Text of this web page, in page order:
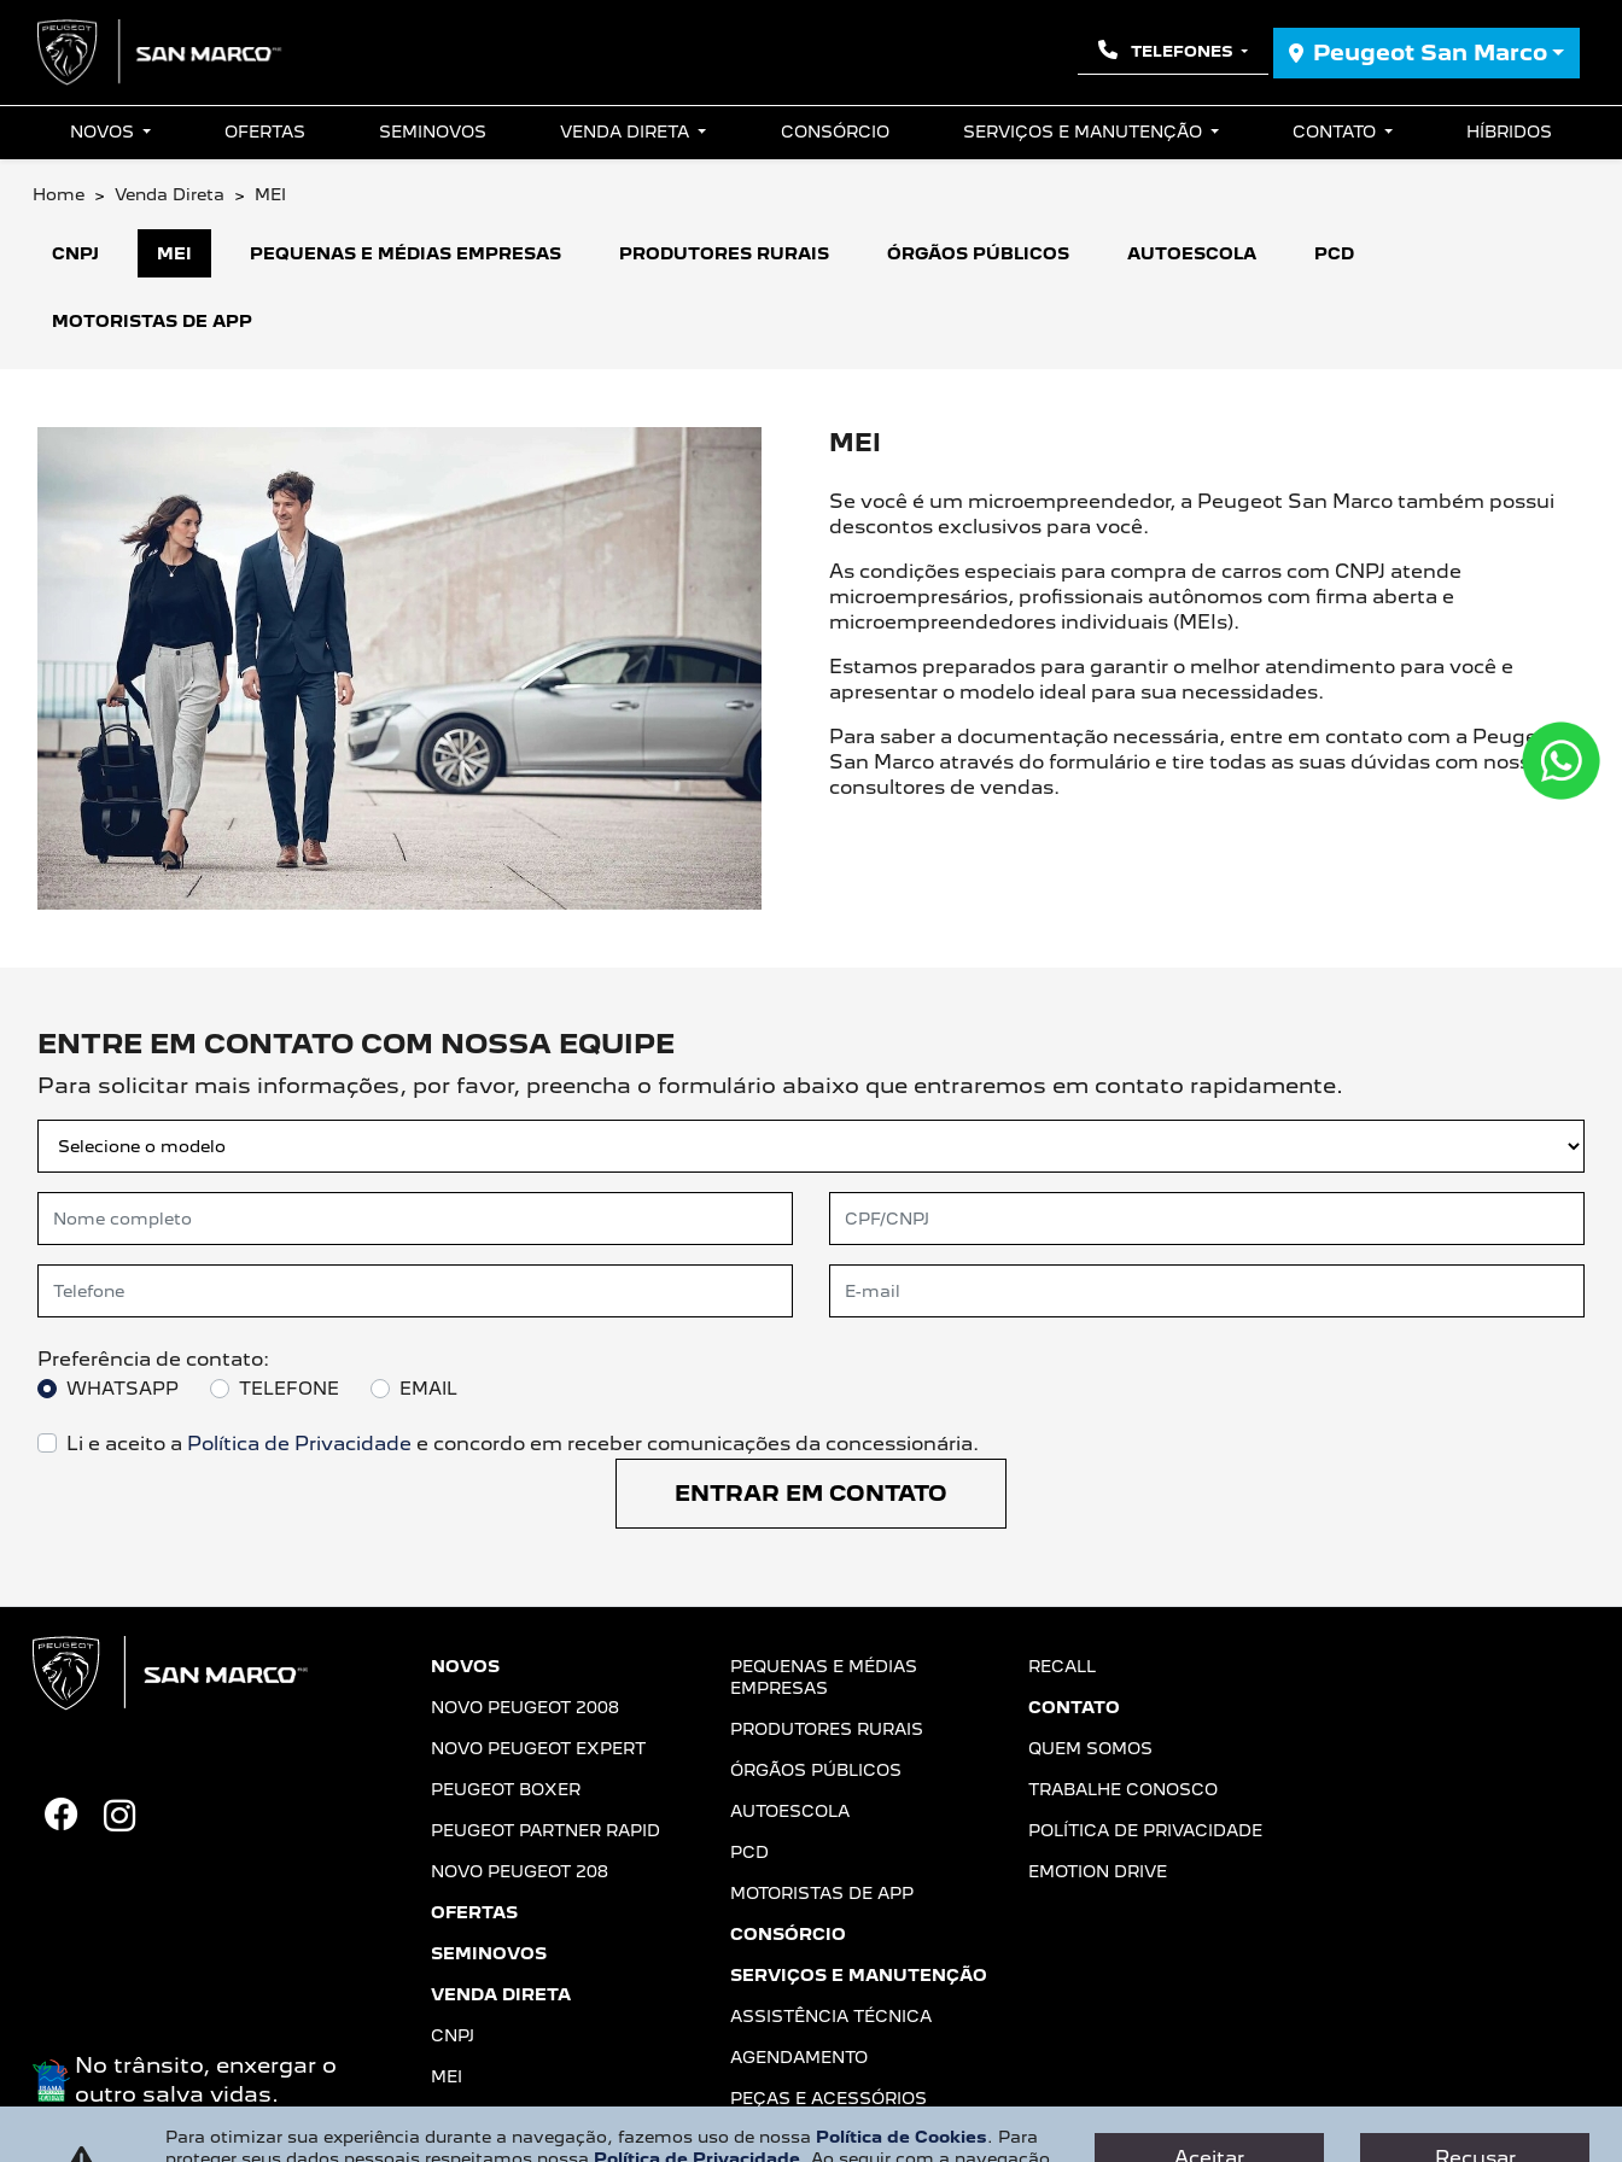
TELEFONES Peugeot San Marco
NOVOS OFERTAS SEMINOVOS VENDA DIRETA CONSÓRCIO SERVIÇOS E MANUTENÇÃO CONTATO HÍBRIDOS
Home Venda Direta MEI
CNPJ MEI PEQUENAS E MÉDIAS EMPRESAS PRODUTORES RURAIS ÓRGÃOS PÚBLICOS AUTOESCOLA PCD
MOTORISTAS DE APP
MEI
Se você é um microempreendedor, a Peugeot San Marco também possui
descontos exclusivos para você.
As condições especiais para compra de carros com CNPJ atende
microempresários, profissionais autônomos com firma aberta e
microempreendedores individuais (MEIs).
Estamos preparados para garantir o melhor atendimento para você e
apresentar o modelo ideal para sua necessidades.
Para saber a documentação necessária, entre em contato com a Peugeot
San Marco através do formulário e tire todas as suas dúvidas com nossos
consultores de vendas.
ENTRE EM CONTATO COM NOSSA EQUIPE
Para solicitar mais informações, por favor, preencha o formulário abaixo que entraremos em contato rapidamente.
Preferência de contato:
WHATSAPP TELEFONE EMAIL
Li e aceito a Política de Privacidade e concordo em receber comunicações da concessionária.
ENTRAR EM CONTATO
No trânsito, enxergar o
outro salva vidas.
NOVOS
NOVO PEUGEOT 2008
NOVO PEUGEOT EXPERT
PEUGEOT BOXER
PEUGEOT PARTNER RAPID
NOVO PEUGEOT 208
OFERTAS
SEMINOVOS
VENDA DIRETA
CNPJ
MEI
PEQUENAS E MÉDIAS
EMPRESAS
PRODUTORES RURAIS
ÓRGÃOS PÚBLICOS
AUTOESCOLA
PCD
MOTORISTAS DE APP
CONSÓRCIO
SERVIÇOS E MANUTENÇÃO
ASSISTÊNCIA TÉCNICA
AGENDAMENTO
PEÇAS E ACESSÓRIOS
RECALL
CONTATO
QUEM SOMOS
TRABALHE CONOSCO
POLÍTICA DE PRIVACIDADE
EMOTION DRIVE
Para otimizar sua experiência durante a navegação, fazemos uso de nossa Política de Cookies. Para